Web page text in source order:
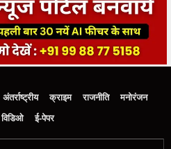
अंतर्राष्ट्रीय क्राइम राजनीति
मनोरंजन
विडिओ ई-पेपर